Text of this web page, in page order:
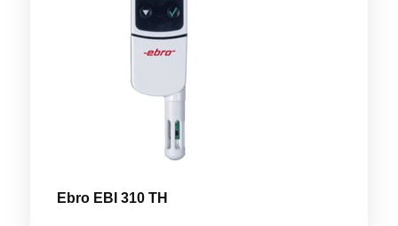
Ebro EBI 310 TH